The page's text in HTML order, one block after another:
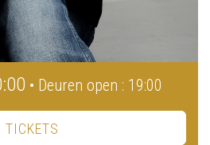
• Deuren open : 19:00
TICKETS